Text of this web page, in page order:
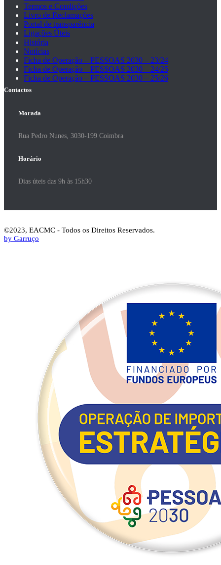
Termos e Condições
Livro de Reclamações
Portal de transparência
Ligações Úteis
História
Notícias
Ficha de Operação – PESSOAS 2030 – 23/24
Ficha de Operação – PESSOAS 2030 – 24/25
Ficha de Operação – PESSOAS 2030 – 25/26
Contactos
Morada
Rua Pedro Nunes, 3030-199 Coimbra
Horário
Dias úteis das 9h às 15h30
©2023, EACMC - Todos os Direitos Reservados.
by Garruço